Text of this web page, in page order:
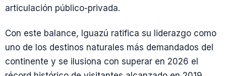
articulación público-privada.
Con este balance, Iguazú ratifica su liderazgo como
uno de los destinos naturales más demandados del
continente y se ilusiona con superar en 2026 el